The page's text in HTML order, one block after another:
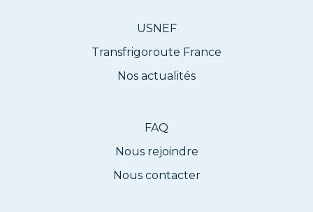
USNEF
Transfrigoroute France
Nos actualités
FAQ
Nous rejoindre
Nous contacter